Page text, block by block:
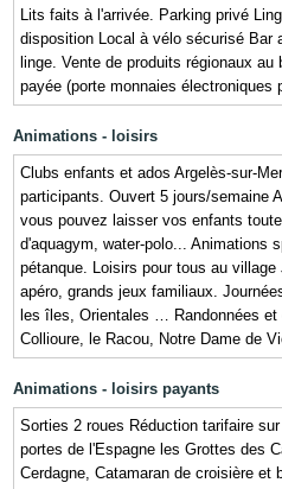
Lits faits à l'arrivée. Parking privé
disposition Local à vélo sécurisé Bar
linge. Vente de produits régionaux
payée (porte monnaies électroniques
Animations - loisirs
Clubs enfants et ados Argelès-sur-
participants. Ouvert 5 jours/semaine
vous pouvez laisser vos enfants
d'aquagym, water-polo... Animations
pétanque. Loisirs pour tous au
apéro, grands jeux familiaux.
les îles, Orientales … Randonnées et
Collioure, le Racou, Notre Dame de
Animations - loisirs payants
Sorties 2 roues Réduction tarifaire
portes de l'Espagne les Grottes des
Cerdagne, Catamaran de croisière et